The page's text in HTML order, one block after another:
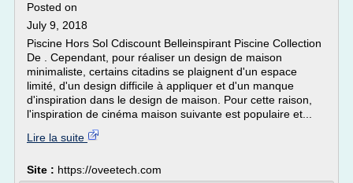
Posted on
July 9, 2018
Piscine Hors Sol Cdiscount Belleinspirant Piscine Collection
De . Cependant, pour réaliser un design de maison
minimaliste, certains citadins se plaignent d'un espace
limité, d'un design difficile à appliquer et d'un manque
d'inspiration dans le design de maison. Pour cette raison,
l'inspiration de cinéma maison suivante est populaire et...
Lire la suite
Site : https://oveetech.com